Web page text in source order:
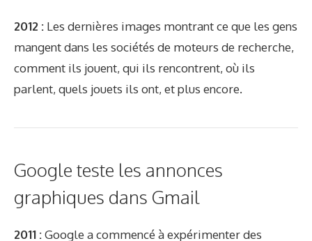
2012 : Les dernières images montrant ce que les gens
mangent dans les sociétés de moteurs de recherche,
comment ils jouent, qui ils rencontrent, où ils
parlent, quels jouets ils ont, et plus encore.
Google teste les annonces
graphiques dans Gmail
2011 :Google a commencé à expérimenter des